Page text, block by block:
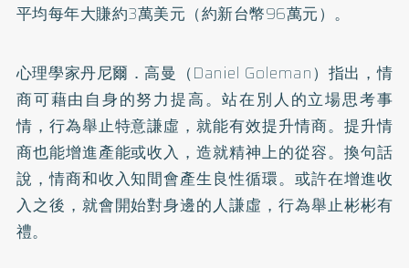
平均每年大賺約3萬美元（約新台幣96萬元）。
心理學家丹尼爾．高曼（Daniel Goleman）指出，情
商可藉由自身的努力提高。站在別人的立場思考事
情，行為舉止特意謙虛，就能有效提升情商。提升情
商也能增進產能或收入，造就精神上的從容。換句話
說，情商和收入知間會產生良性循環。或許在增進收
入之後，就會開始對身邊的人謙虛，行為舉止彬彬有
禮。